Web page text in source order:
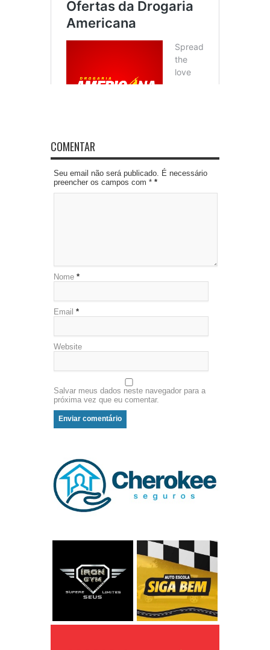
COMENTAR
Seu email não será publicado. É necessário
preencher os campos com * *
Nome *
Email *
Website
Salvar meus dados neste navegador para a
próxima vez que eu comentar.